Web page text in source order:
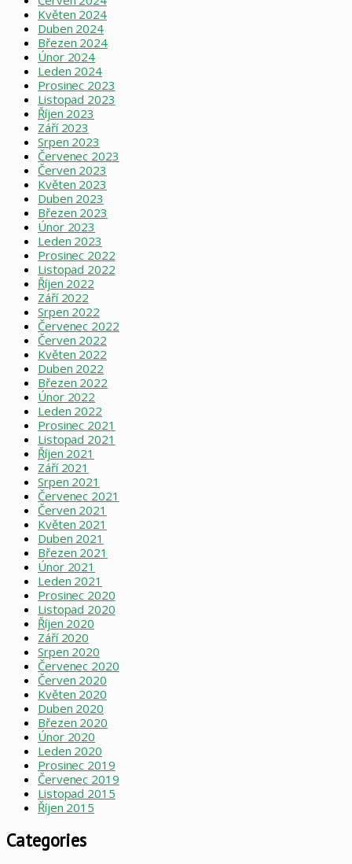
Květen 2024
Duben 2024
Březen 2024
Únor 2024
Leden 2024
Prosinec 2023
Listopad 2023
Říjen 2023
Září 2023
Srpen 2023
Červenec 2023
Červen 2023
Květen 2023
Duben 2023
Březen 2023
Únor 2023
Leden 2023
Prosinec 2022
Listopad 2022
Říjen 2022
Září 2022
Srpen 2022
Červenec 2022
Červen 2022
Květen 2022
Duben 2022
Březen 2022
Únor 2022
Leden 2022
Prosinec 2021
Listopad 2021
Říjen 2021
Září 2021
Srpen 2021
Červenec 2021
Červen 2021
Květen 2021
Duben 2021
Březen 2021
Únor 2021
Leden 2021
Prosinec 2020
Listopad 2020
Říjen 2020
Září 2020
Srpen 2020
Červenec 2020
Červen 2020
Květen 2020
Duben 2020
Březen 2020
Únor 2020
Leden 2020
Prosinec 2019
Červenec 2019
Listopad 2015
Říjen 2015
Categories